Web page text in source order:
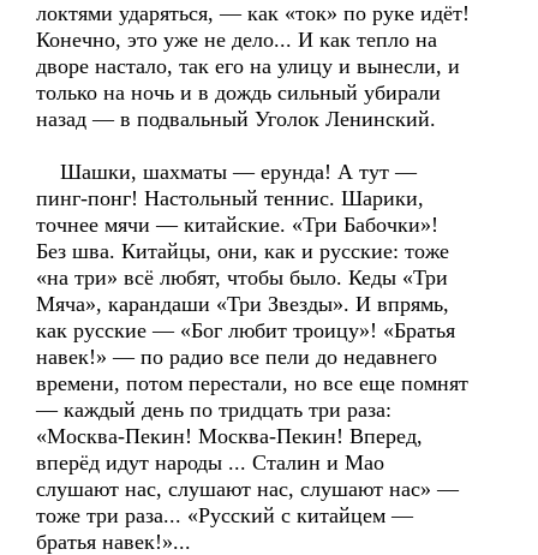
локтями ударяться, — как «ток» по руке идёт!
Конечно, это уже не дело... И как тепло на
дворе настало, так его на улицу и вынесли, и
только на ночь и в дождь сильный убирали
назад — в подвальный Уголок Ленинский.
Шашки, шахматы — ерунда! А тут —
пинг-понг! Настольный теннис. Шарики,
точнее мячи — китайские. «Три Бабочки»!
Без шва. Китайцы, они, как и русские: тоже
«на три» всё любят, чтобы было. Кеды «Три
Мяча», карандаши «Три Звезды». И впрямь,
как русские — «Бог любит троицу»! «Братья
навек!» — по радио все пели до недавнего
времени, потом перестали, но все еще помнят
— каждый день по тридцать три раза:
«Москва-Пекин! Москва-Пекин! Вперед,
вперёд идут народы ... Сталин и Мао
слушают нас, слушают нас, слушают нас» —
тоже три раза... «Русский с китайцем —
братья навек!»...